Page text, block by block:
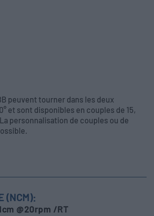
peuvent tourner dans les deux
et sont disponibles en couples de 15,
personnalisation de couples ou de
(NCM):
@20rpm /RT